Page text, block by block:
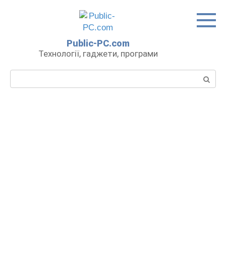
Public-PC.com
Технології, гаджети, програми